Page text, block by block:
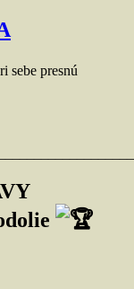
sebe presnú